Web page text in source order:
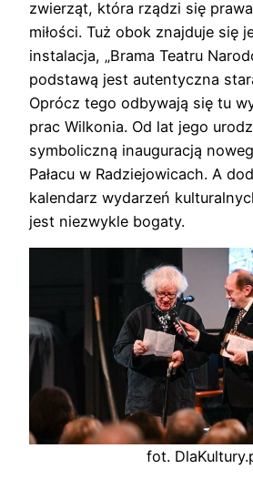
zwierząt, która rządzi się
miłości. Tuż obok znajduje się
instalacja, „Brama Teatru
podstawą jest autentyczna
Oprócz tego odbywają się tu
prac Wilkonia. Od lat jego
symboliczną inauguracją
Pałacu w Radziejowicach. A
kalendarz wydarzeń
jest niezwykle bogaty.
fot.